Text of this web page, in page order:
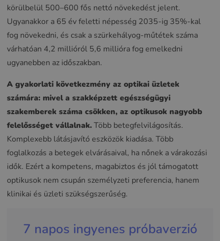
körülbelül 500–600 fős nettó növekedést jelent.
Ugyanakkor a 65 év feletti népesség 2035-ig 35%-kal
fog növekedni, és csak a szürkehályog-műtétek száma
várhatóan 4,2 millióról 5,6 millióra fog emelkedni
ugyanebben az időszakban.
A gyakorlati következmény az optikai üzletek
számára: mivel a szakképzett egészségügyi
szakemberek száma csökken, az optikusok nagyobb
felelősséget vállalnak.Több betegfelvilágosítás.
Komplexebb látásjavító eszközök kiadása. Több
foglalkozás a betegek elvárásaival, ha nőnek a várakozási
idők. Ezért a kompetens, magabiztos és jól támogatott
optikusok nem csupán személyzeti preferencia, hanem
klinikai és üzleti szükségszerűség.
7 napos ingyenes próbaverzió